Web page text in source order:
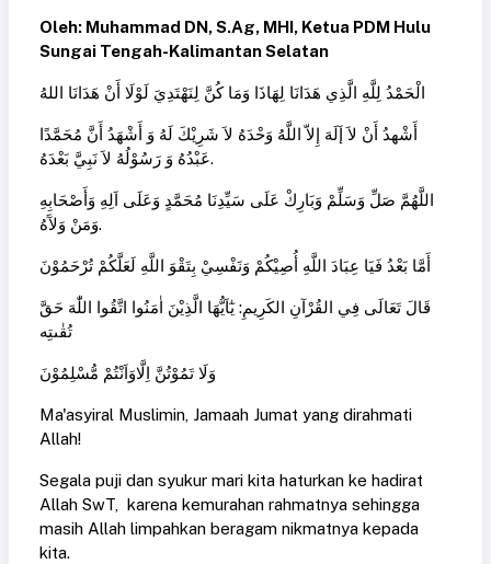
Oleh: Muhammad DN, S.Ag, MHI, Ketua PDM Hulu
Sungai Tengah-Kalimantan Selatan
الْحَمْدُ لِلَّهِ الَّذِي هَدَانَا لِهَاذَا وَمَا كُنَّ لِنَهْتَدِيَ لَوْلَا أَنْ هَدَانَا اللهُ
أَشْهدُ أَنْ لاَ إَلَهَ إِلاّ اللَّهُ وَحْدَهُ لاَ شَرِيْكَ لَهُ وَ أَشْهَدُ أَنَّ مُحَمَّدًا
عَبْدُهُ وَ رَسُوْلُهُ لاَ نَبِيَّ بَعْدَهُ.
اللَّهُمَّ صَلِّ وَسَلِّمْ وَبَارِكْ عَلَى سَيِّدِنَا مُحَمَّدٍ وَعَلَى اَلِهِ وَأَصْحَابِهِ
وَمَنْ وَلآَهُ.
أَمَّا بَعْدُ فَيَا عِبَادَ اللَّهِ أُصِيْكُمْ وَنَفْسِيْ بِتَقْوَ اللَّهِ لَعَلَّكُمْ تُرْحَمُوْنَ
قَالَ تَعَالَى فِي القُرْآنِ الكَرِيمِ: يٰٓاَيُّهَا الَّذِيْنَ اٰمَنُوا اتَّقُوا اللّٰهَ حَقَّ
تُقٰىتِه
وَلَا تَمُوْتُنَّ اِلَّاوَاَنْتُمْ مُّسْلِمُوْنَ
Ma'asyiral Muslimin, Jamaah Jumat yang dirahmati
Allah!
Segala puji dan syukur mari kita haturkan ke hadirat
Allah SwT, karena kemurahan rahmatnya sehingga
masih Allah limpahkan beragam nikmatnya kepada
kita.